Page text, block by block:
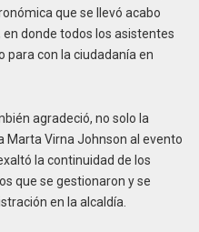
que se llevó acabo
donde todos los asistentes
con la ciudadanía en
agradeció, no solo la
Marta Virna Johnson al evento
la continuidad de los
que se gestionaron y se
en la alcaldía.